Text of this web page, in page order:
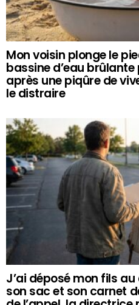
Mon voisin plonge le
bassine d’eau
après une piqûre de
le distraire
J’ai déposé mon fils
son sac et son carnet